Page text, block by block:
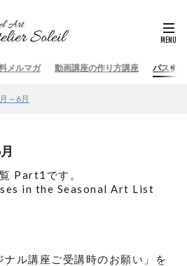
メルマガ 動画講座の作り方講座 パステ
～6月
Part1です。
in the Seasonal Art List
ル講座ご受講時のお願い」を